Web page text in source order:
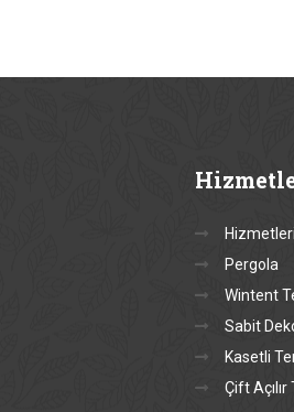
Pergola
Wintent
Sabit
Kasetli
Çift Açılır